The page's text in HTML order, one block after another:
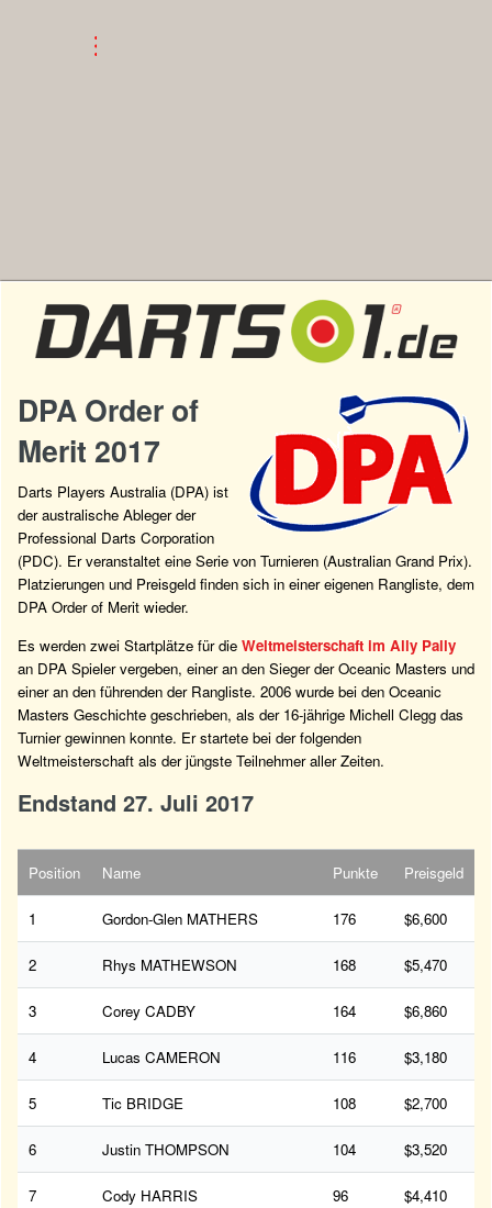
DPA Order of
Merit 2017
Darts Players Australia (DPA) ist
der australische Ableger der
Professional Darts Corporation
(PDC). Er veranstaltet eine Serie von Turnieren (Australian Grand Prix).
Platzierungen und Preisgeld finden sich in einer eigenen Rangliste, dem
DPA Order of Merit wieder.
Es werden zwei Startplätze für die Weltmeisterschaft im Ally Pally
an DPA Spieler vergeben, einer an den Sieger der Oceanic Masters und
einer an den führenden der Rangliste. 2006 wurde bei den Oceanic
Masters Geschichte geschrieben, als der 16-jährige Michell Clegg das
Turnier gewinnen konnte. Er startete bei der folgenden
Weltmeisterschaft als der jüngste Teilnehmer aller Zeiten.
Endstand 27. Juli 2017
Position Name Punkte Preisgeld
1 Gordon-Glen MATHERS 176 $6,600
2 Rhys MATHEWSON 168 $5,470
3 Corey CADBY 164 $6,860
4 Lucas CAMERON 116 $3,180
5 Tic BRIDGE 108 $2,700
6 Justin THOMPSON 104 $3,520
7 Cody HARRIS 96 $4,410